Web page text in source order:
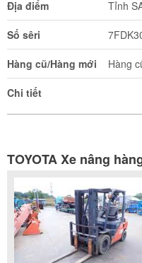
Địa điểm Tỉnh
Số sêri
Hàng cũ/Hàng mới Hàng
Chi tiết
TOYOTA Xe nâng